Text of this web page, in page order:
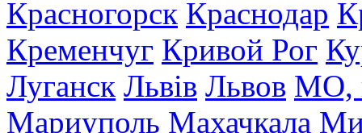
Красногорск Краснодар
Кременчуг Кривой Рог
Луганск Львів Львов МО,
Мариуполь Махачкала